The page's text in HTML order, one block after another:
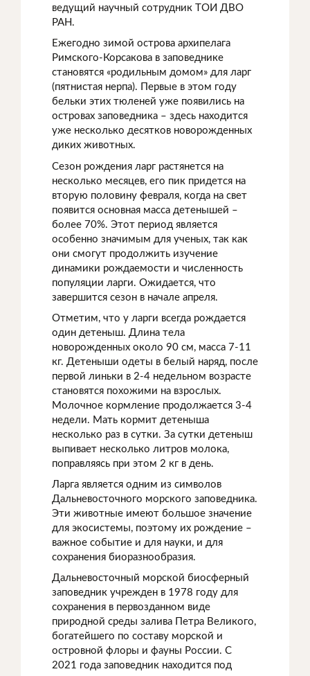
ведущий научный сотрудник ТОИ ДВО
РАН.
Ежегодно зимой острова архипелага
Римского-Корсакова в заповеднике
становятся «родильным домом» для ларг
(пятнистая нерпа). Первые в этом году
бельки этих тюленей уже появились на
островах заповедника – здесь находится
уже несколько десятков новорожденных
диких животных.
Сезон рождения ларг растянется на
несколько месяцев, его пик придется на
вторую половину февраля, когда на свет
появится основная масса детенышей –
более 70%. Этот период является
особенно значимым для ученых, так как
они смогут продолжить изучение
динамики рождаемости и численность
популяции ларги. Ожидается, что
завершится сезон в начале апреля.
Отметим, что у ларги всегда рождается
один детеныш. Длина тела
новорожденных около 90 см, масса 7-11
кг. Детеныши одеты в белый наряд, после
первой линьки в 2-4 недельном возрасте
становятся похожими на взрослых.
Молочное кормление продолжается 3-4
недели. Мать кормит детеныша
несколько раз в сутки. За сутки детеныш
выпивает несколько литров молока,
поправляясь при этом 2 кг в день.
Ларга является одним из символов
Дальневосточного морского заповедника.
Эти животные имеют большое значение
для экосистемы, поэтому их рождение –
важное событие и для науки, и для
сохранения биоразнообразия.
Дальневосточный морской биосферный
заповедник учрежден в 1978 году для
сохранения в первозданном виде
природной среды залива Петра Великого,
богатейшего по составу морской и
островной флоры и фауны России. С
2021 года заповедник находится под